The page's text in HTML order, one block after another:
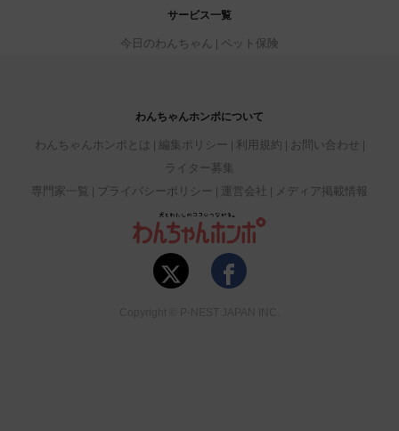
サービス一覧
今日のわんちゃん ペット保険
わんちゃんホンポについて
わんちゃんホンポとは 編集ポリシー 利用規約
お問い合わせ
ライター募集
専門家一覧
プライバシーポリシー 運営会社 メディア掲載情報